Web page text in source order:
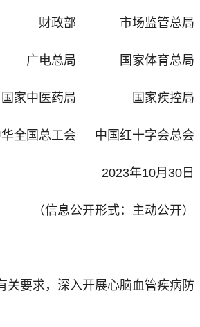
财政部 市场监管总局
广电总局 国家体育总局
国家中医药局 国家疾控局
华全国总工会 中国红十字会总会
2023年10月30日
（信息公开形式：主动公开）
关要求，深入开展心脑血管疾病防